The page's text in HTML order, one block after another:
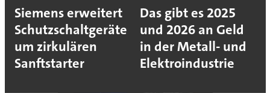
Siemens erweitert
Schutzschaltgeräte
um zirkulären
Sanftstarter
Das gibt es 2025
und 2026 an Geld
in der Metall- und
Elektroindustrie